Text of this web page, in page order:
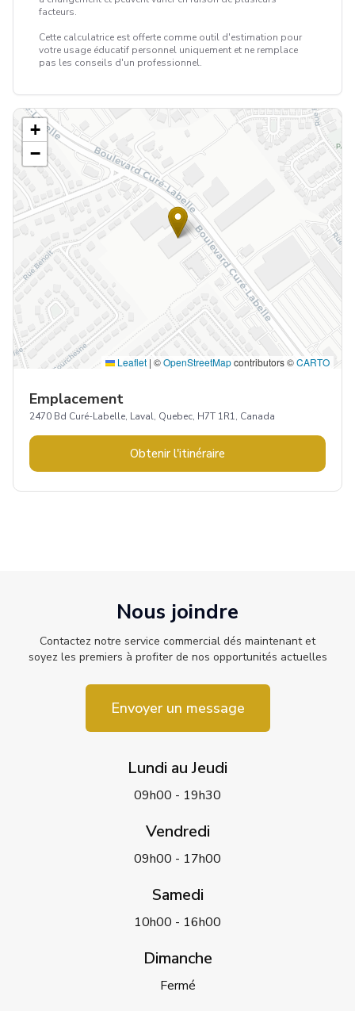
facteurs.
Cette calculatrice est offerte comme outil d'estimation pour
votre usage éducatif personnel uniquement et ne remplace
pas les conseils d'un professionnel.
+
−
Leaflet | ©OpenStreetMapcontributors ©CARTO
Emplacement
2470 Bd Curé-Labelle, Laval, Quebec, H7T 1R1, Canada
Obtenir l'itinéraire
Nous joindre
Contactez notre service commercial dés maintenant et
soyez les premiers à profiter de nos opportunités actuelles
Envoyer un message
Lundi au Jeudi
09h00 - 19h30
Vendredi
09h00 - 17h00
Samedi
10h00 - 16h00
Dimanche
Fermé